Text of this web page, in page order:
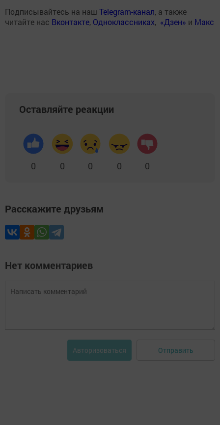
Подписывайтесь на наш Telegram-канал, а также
читайте нас Вконтакте, Одноклассниках, «Дзен» и Макс
Оставляйте реакции
0 0 0 0 0
Расскажите друзьям
Нет комментариев
Авторизоваться Отправить